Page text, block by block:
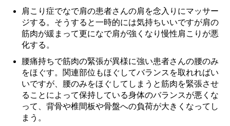
肩こり症でなで肩の患者さんの肩を念入りにマッサー
ジする。そうすると一時的には気持ちいいですが肩の
筋肉が緩まって更になで肩が強くなり慢性肩こりが悪
化する。
腰痛持ちで筋肉の緊張が異様に強い患者さんの腰のみ
をほぐす。関連部位もほぐしてバランスを取れればい
いですが、腰のみをほぐしてしまうと筋肉を緊張させ
ることによって保持している身体のバランスが悪くな
って、背骨や椎間板や骨盤への負荷が大きくなってし
まう。